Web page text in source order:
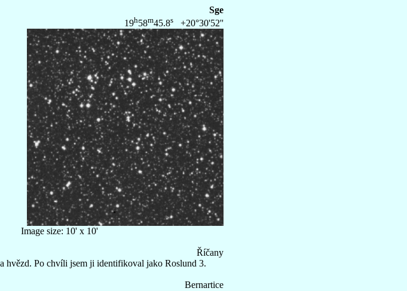
Sge
19h58m45.8s +20°30'52''
Image size: 10' x 10'
Říčany
hvězd. Po chvíli jsem ji identifikoval jako Roslund 3.
Bernartice